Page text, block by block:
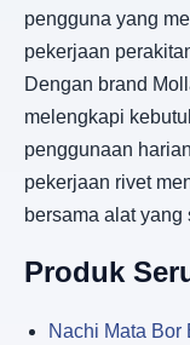
pengguna yang
pekerjaan
Dengan brand
melengkapi
penggunaan
pekerjaan rivet
bersama alat yang
Produk
Nachi Mata Bor